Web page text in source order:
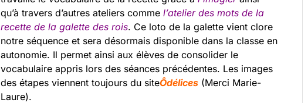
qu’à travers d’autres ateliers comme l’atelier des mots de la
recette de la galette des rois. Ce loto de la galette vient clore
notre séquence et sera désormais disponible dans la classe en
autonomie. Il permet ainsi aux élèves de consolider le
vocabulaire appris lors des séances précédentes. Les images
des étapes viennent toujours du siteÔdélices(Merci Marie-
Laure).